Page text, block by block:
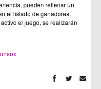
pueden rellenar un
el listado de ganadores;
el juego, se realizarán